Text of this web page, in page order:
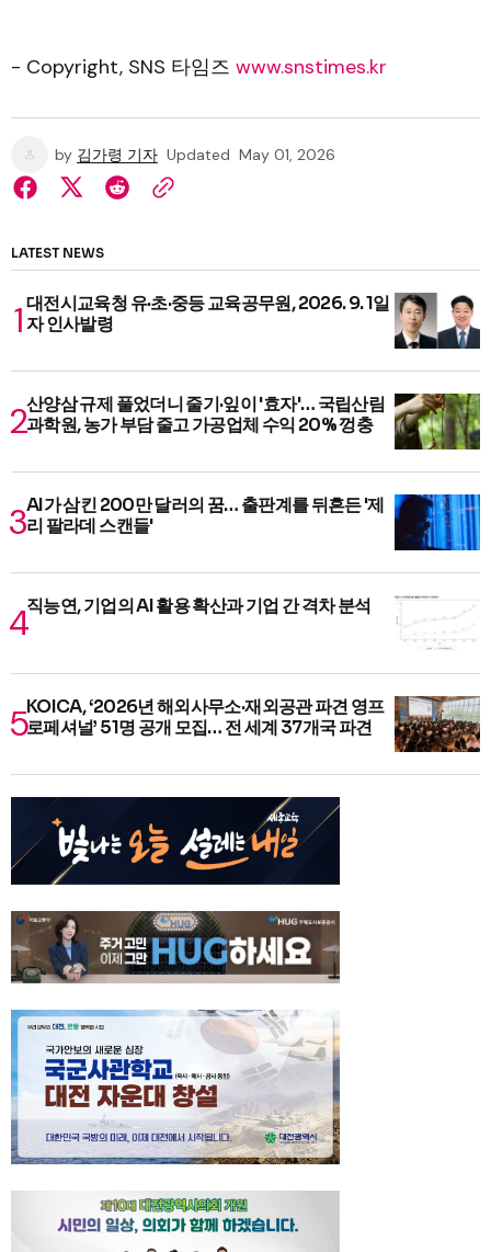
- Copyright, SNS 타임즈 www.snstimes.kr
by 김가령 기자 Updated May 01, 2026
LATEST NEWS
대전시교육청 유·초·중등 교육공무원, 2026. 9. 1일
자 인사발령
산양삼 규제 풀었더니 줄기·잎이 '효자'… 국립산림
과학원, 농가 부담 줄고 가공업체 수익 20% 껑충
AI가 삼킨 200만 달러의 꿈… 출판계를 뒤흔든 '제
리 팔라데 스캔들'
직능연, 기업의 AI 활용 확산과 기업 간 격차 분석
KOICA, ‘2026년 해외사무소·재외공관 파견 영프
로페셔널’ 51명 공개 모집… 전 세계 37개국 파견